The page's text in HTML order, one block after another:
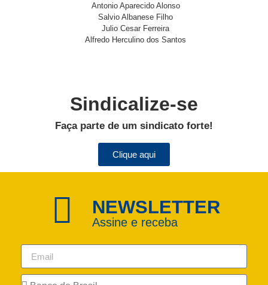
Antonio Aparecido Alonso
Salvio Albanese Filho
Julio Cesar Ferreira
Alfredo Herculino dos Santos
Sindicalize-se
Faça parte de um sindicato forte!
Clique aqui
NEWSLETTER
Assine e receba